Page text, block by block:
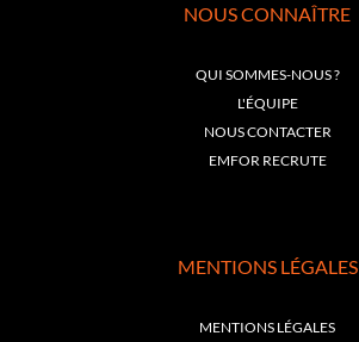
NOUS CONNAÎTRE
QUI SOMMES-NOUS ?
L'ÉQUIPE
NOUS CONTACTER
EMFOR RECRUTE
MENTIONS LÉGALES
MENTIONS LÉGALES